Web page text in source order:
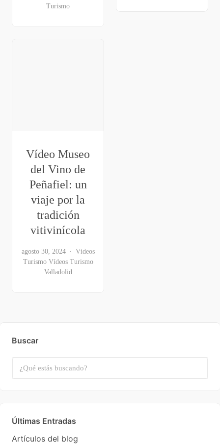
Turismo
Vídeo Museo
del Vino de
Peñafiel: un
viaje por la
tradición
vitivinícola
agosto 30, 2024
Vídeos
Turismo Vídeos Turismo
Valladolid
Buscar
Últimas Entradas
Artículos del blog